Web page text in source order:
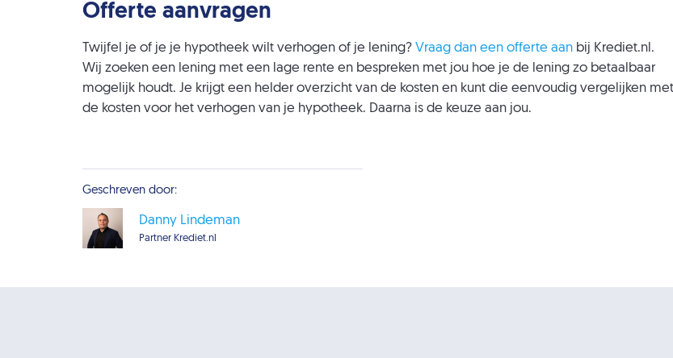
Offerte aanvragen
Twijfel je of je je hypotheek wilt verhogen of je lening? Vraag dan een offerte aan bij Krediet.nl.
Wij zoeken een lening met een lage rente en bespreken met jou hoe je de lening zo betaalbaar
mogelijk houdt. Je krijgt een helder overzicht van de kosten en kunt die eenvoudig vergelijken met
de kosten voor het verhogen van je hypotheek. Daarna is de keuze aan jou.
Geschreven door:
Danny Lindeman
Partner Krediet.nl